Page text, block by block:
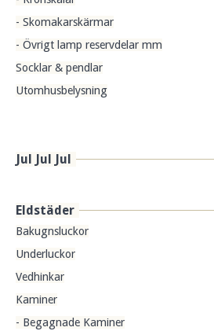
- Skomakarskärmar
- Övrigt lamp reservdelar mm
Socklar & pendlar
Utomhusbelysning
Jul Jul Jul
Eldstäder
Bakugnsluckor
Underluckor
Vedhinkar
Kaminer
- Begagnade Kaminer